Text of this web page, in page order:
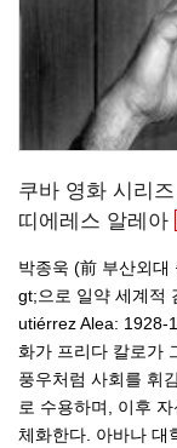
쿠바 영화 시리
띠에레스 알레아
박종욱 (前 부산외대
gt;으로 일약 세계적
utiérrez Alea: 1928-
화가 프리다 칼로가
풍우처럼 사회를 휘
로 수용하며, 이후
체화한다. 아바나 대